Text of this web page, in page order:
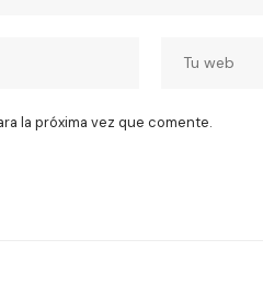
la próxima vez que comente.